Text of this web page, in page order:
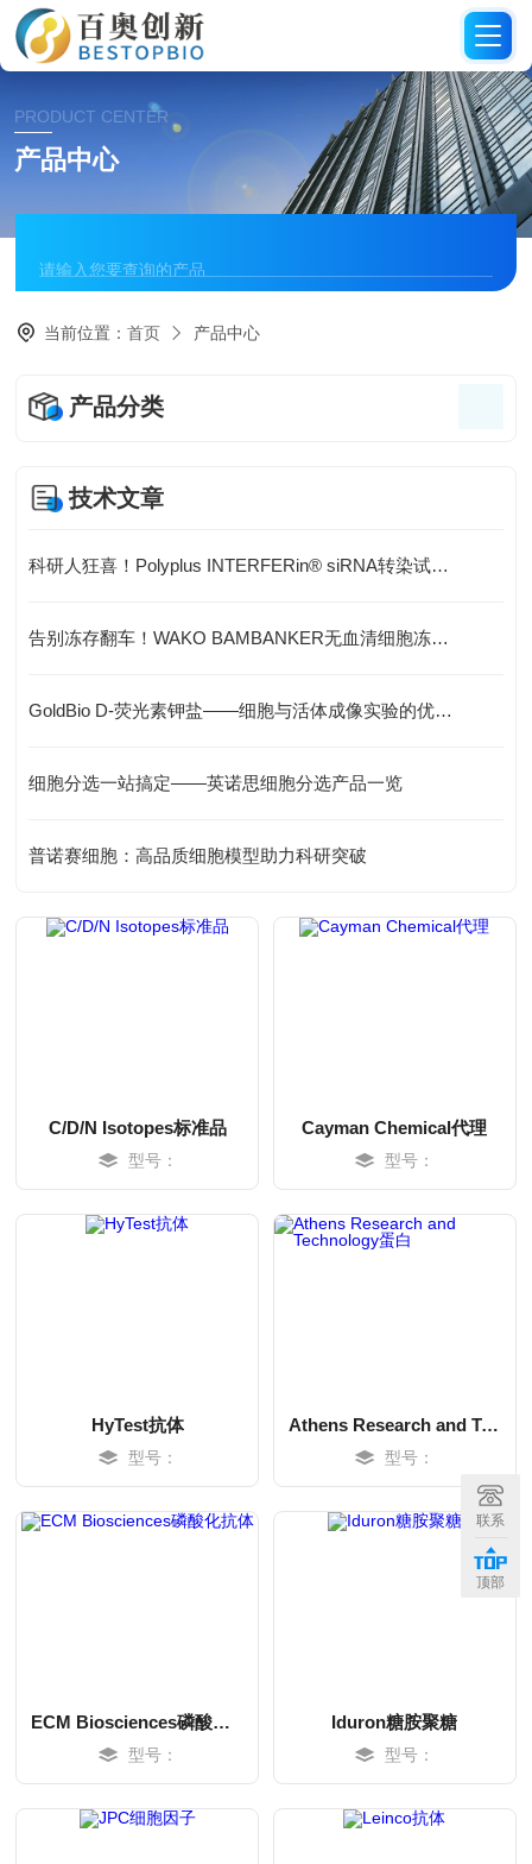
PRODUCT CENTER
产品中心
当前位置：首页 产品中心
产品分类
技术文章
科研人狂喜！Polyplus INTERFERin® siRNA转染试剂——1nM搞定高效基因沉默
告别冻存翻车！WAKO BAMBANKER无血清细胞冻存液——细胞的“专属保温舱“
GoldBio D-荧光素钾盐——细胞与活体成像实验的优选底物
细胞分选一站搞定——英诺思细胞分选产品一览
普诺赛细胞：高品质细胞模型助力科研突破
C/D/N Isotopes标准品
型号：
Cayman Chemical代理
型号：
HyTest抗体
型号：
Athens Research and Technology蛋白
型号：
ECM Biosciences磷酸化抗体
型号：
Iduron糖胺聚糖
型号：
联系
顶部